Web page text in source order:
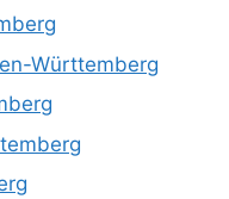
Württemberg